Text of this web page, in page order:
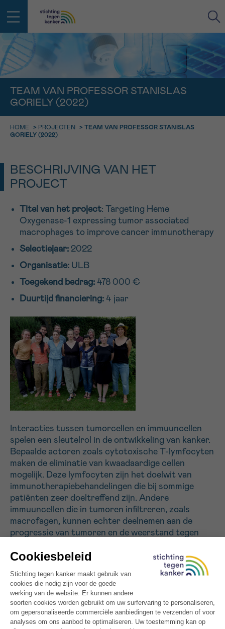
TEAM VAN PROFESSOR STANISLAS
GORIELY (2022)
HOME > PROJECTEN > TEAM VAN PROFESSOR STANISLAS
GORIELY (2022)
BESCHRIJVING VAN HET
PROJECT
Titel van het project: Targeting Heme
Oxygenase-1 expressing tumor associated
macrophages to improve cancer immunotherapy
Selectiejaar: 2022
Organisatie: ULB
Toegekend bedrag: 478 000 €
Duurtijd financiering: 4 jaar
Interacties tussen tumorcellen en immuuncellen
spelen een sleutelrol in de ontwikkeling van kanker.
Bepaalde actoren zoals cytotoxische T-lymfocyten
maken de eliminatie van kwaadaardige cellen
mogelijk. Deze lymfocyten zijn het doelwit van
immunotherapiebehandelingen die bij sommige
patiënten zeer doeltreffend zijn. Andere
immuuncellen die in tumoren infiltreren, zoals
macrofagen, kunnen echter deelnemen aan de
progressie van tumoren en de weerstand tegen
begrijpen hoe deze macrofagen
immunosuppressieve en schadelijke eigenschappen
verwerven wanneer zij de tumormicro-omgeving
binnendringen. Wij zullen originele modellen
ontwikkelen om de eigenschappen van deze cellen
te bestuderen en hun functies te moduleren
teneinde nieuwe therapeutische doelwitten te
NAAM
VOORNAAM
IN DE STRIJD TEGEN KANKER STA
Professionele medewerkers beantwoorden je vragen
Via ons
contactformulier
Meer weten over Kankerinfo
geen enkele diagnose
TERUG
NAAM
VOORNAAM
MIJN VRAAG
Ik aanvaard de gebruiksvoorwaarden
*VERPLICHT VELD
Sturen
TERUG
Afspraak Vraag Gegevens Bevestiging
9h-11h
13h-16h
16h-18h
Verder